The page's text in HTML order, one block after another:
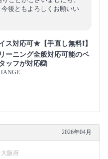
後ともよろしくお願いい
ス対応可★【手直し無料❗️】
ーニング全般対応可能のベ
ッフが対応🙆
2026年04月
阪府